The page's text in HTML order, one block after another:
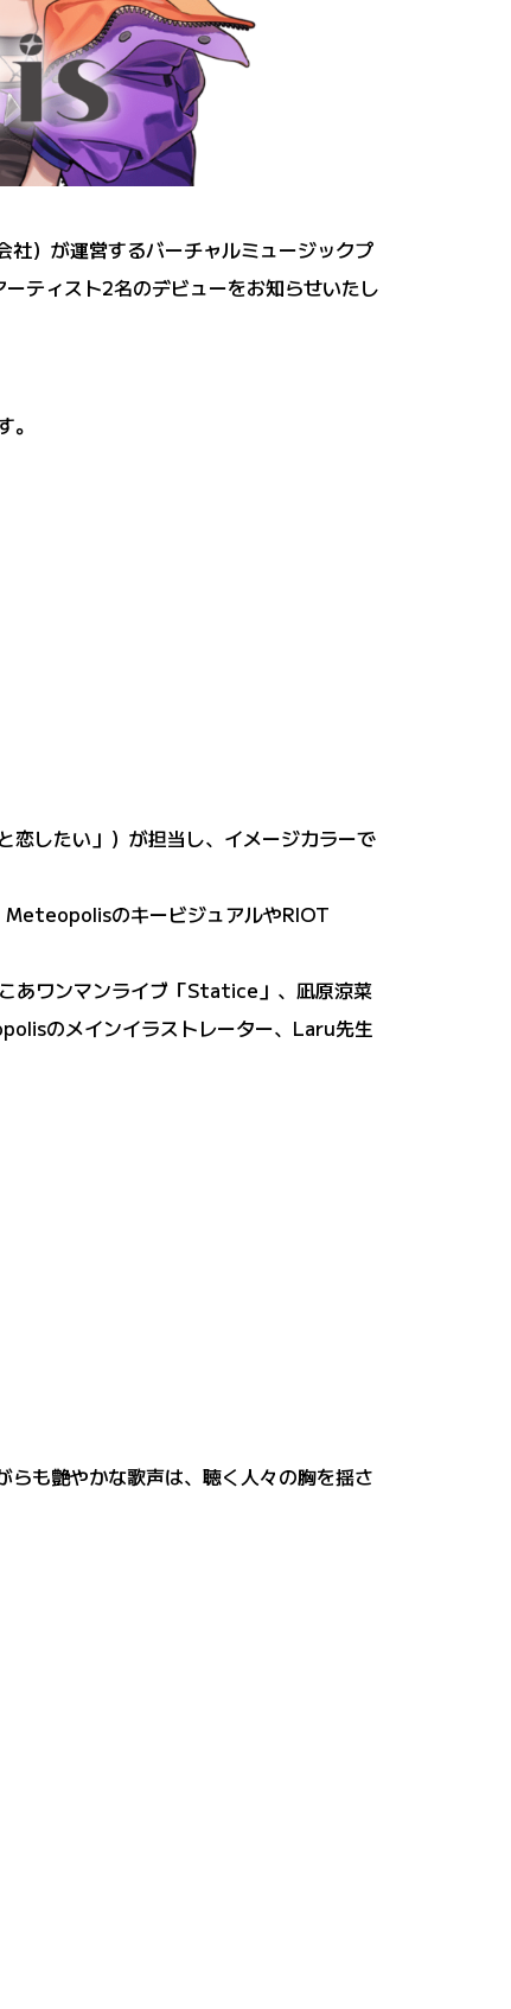
）が運営するバーチャルミュージックプ
ティスト2名のデビューをお知らせいたし
恋したい」）が担当し、イメージカラーで
MeteopolisのキービジュアルやRIOT
あワンマンライブ「Statice」、凪原涼菜
のメインイラストレーター、Laru先生
も艶やかな歌声は、聴く人々の胸を揺さ